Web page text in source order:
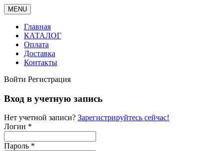
MENU
Главная
КАТАЛОГ
Оплата
Доставка
Контакты
Войти Регистрация
Вход в учетную запись
Нет учетной записи? Зарегистрируйтесь сейчас!
Логин *
Пароль *